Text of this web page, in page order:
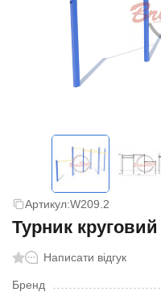
Артикул:W209.2
Турник
Написати відгук
Бренд